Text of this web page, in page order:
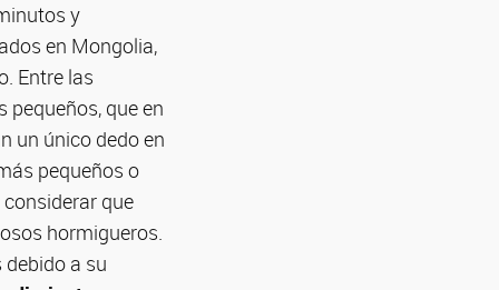
y
en Mongolia,
Entre las
que en
un único dedo en
pequeños o
que
hormigueros.
a su